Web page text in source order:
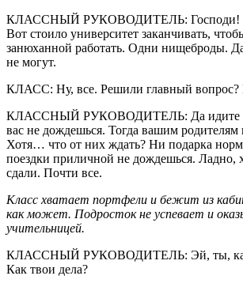
КЛАССНЫЙ РУКОВОДИТЕЛЬ: Господи!
Вот стоило университет заканчивать,
занюханной работать. Одни нищеброды.
не могут.
КЛАСС: Ну, все. Решили главный
КЛАССНЫЙ РУКОВОДИТЕЛЬ: Да идите
вас не дождешься. Тогда вашим родителям
Хотя… что от них ждать? Ни подарка
поездки приличной не дождешься. Ладно,
сдали. Почти все.
Класс хватает портфели и бежит из
как может. Подросток не успевает и
учительницей.
КЛАССНЫЙ РУКОВОДИТЕЛЬ: Эй, ты, как
Как твои дела?